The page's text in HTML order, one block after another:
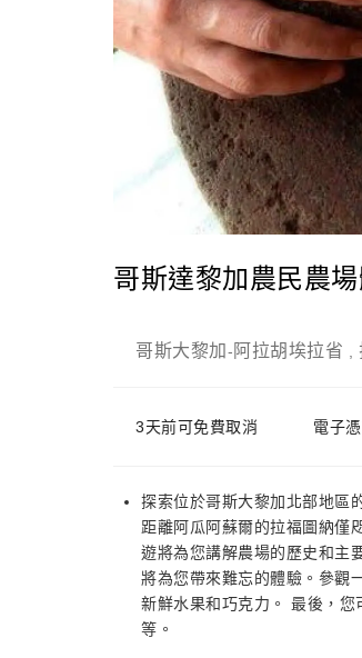
哥斯達黎加農民農
哥斯大黎加- 阿拉胡埃拉省
3天前可免費取消 電子
探索位於哥斯大黎加北部地區
距離阿瓜阿蘇爾的拉福圖納僅
遊將為您講解農場的歷史和主
將為您帶來難忘的體驗。參觀
新鮮水果和巧克力。 最後，
等。